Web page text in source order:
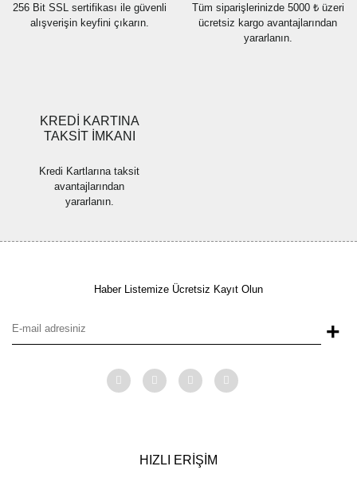
256 Bit SSL sertifikası ile güvenli
alışverişin keyfini çıkarın.
Tüm siparişlerinizde 5000 ₺ üzeri
ücretsiz kargo avantajlarından
yararlanın.
KREDİ KARTINA
TAKSİT İMKANI
Kredi Kartlarına taksit
avantajlarından
yararlanın.
Haber Listemize Ücretsiz Kayıt Olun
+
HIZLI ERİŞİM